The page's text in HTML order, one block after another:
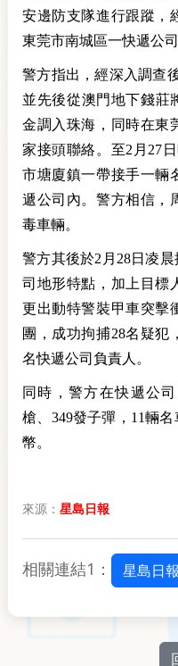
安邊防支隊進行跟蹤，
東莞市南城區一快遞公
警方指出，經深入調查
並先後從澳門地下錢莊
金調入珠海，同時在東
家接頭聯絡。至2月27
市塘廈鎮一帶接手一輛
遞公司內。警方相信，
毒車輛。
警方其後於2月28日凌
司地形特點，加上目標
更出動特警裝甲車突擊
團，成功拘捕28名疑犯
名快遞公司負責人。
同時，警方在快遞公
槍、349發子彈，11輛
幣。
來源： 星島日報
相關連結1： 星島日報